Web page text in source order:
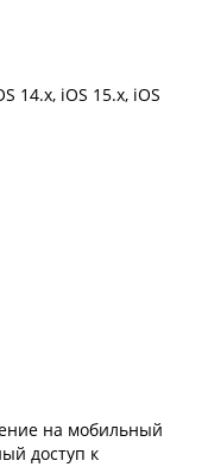
14.x, iOS 15.x, iOS
на мобильный
доступ к